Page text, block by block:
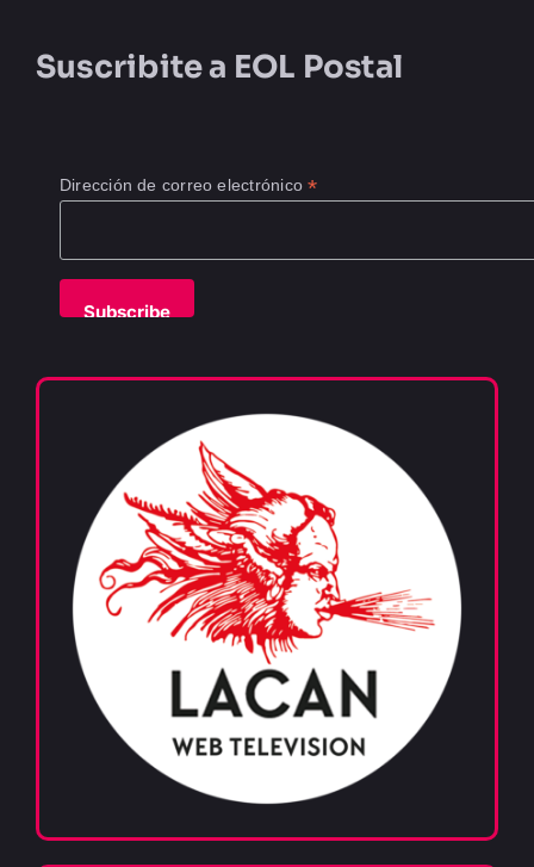
Suscribite a EOL Postal
Dirección de correo electrónico*